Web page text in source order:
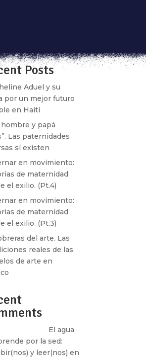
Posts
Aduel y su
por un mejor futuro
en Haití
hombre y papá
Las paternidades
sí existen
en movimiento:
de maternidad
el exilio. (Pt.4)
en movimiento:
de maternidad
el exilio. (Pt.3)
del arte. Las
reales de las
de arte en
El agua
por la sed:
y leer(nos) en